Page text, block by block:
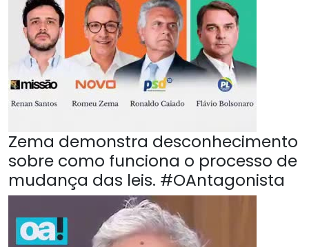
Zema demonstra desconhecimento
sobre como funciona o processo de
mudança das leis. #OAntagonista